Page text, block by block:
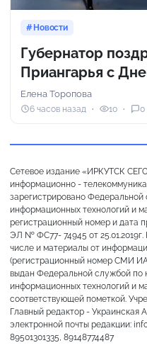
Новости
Губернатор
Приангарья с
Елена Торопова
6 часов назад 10 0
Сетевое издание «ИРКУТСК
информационно -
зарегистрировано
информационных технологий и
регистрационный номер и дата
ЭЛ № ФС77- 74945 от
числе и материалы от
(регистрационный номер СМИ
выдан Федеральной службой по
информационных технологий и
соответствующей пометкой.
Главный редактор - Украинская
электронной почты редакции:
89501301335, 89148774487